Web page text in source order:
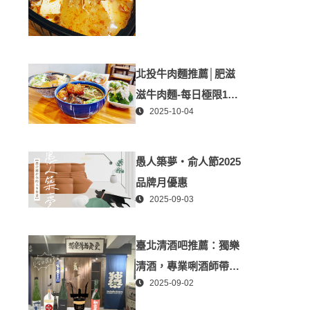
北投牛肉麵推薦│肥滋
滋牛肉麵-每日極限100
碗-媲美星級牛肉麵│北
北投美食
2025-10-04
愚人築夢・俞人節2025
品牌月優惠
2025-09-03
臺北清酒吧推薦：獨樂
清酒，專業唎酒師帶你
探索日本酒世界
2025-09-02